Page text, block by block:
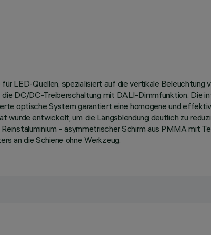
LED-Quellen, spezialisiert auf die vertikale
DC/DC-Treiberschaltung mit DALI-Dimmfunktion. Die
optische System garantiert eine homogene und
wurde entwickelt, um die Längsblendung deutlich zu
- asymmetrischer Schirm aus PMMA mit
an die Schiene ohne Werkzeug.